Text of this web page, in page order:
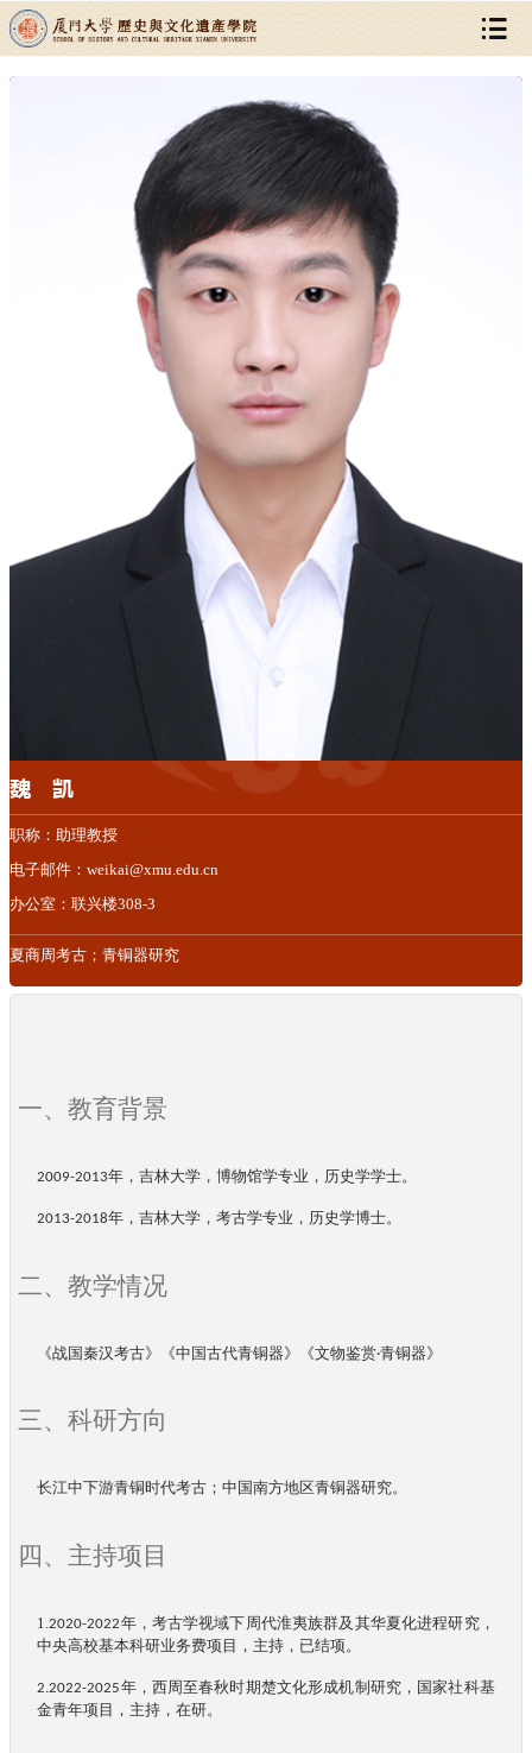
魏 凯
职称：助理教授
电子邮件：weikai@xmu.edu.cn
办公室：联兴楼308-3
夏商周考古；青铜器研究
一、教育背景
2009-2013年，吉林大学，博物馆学专业 ，历史学学士。
2013-2018年，吉林大学，考古学专业，历史学博士。
二、教学情况
《战国秦汉考古》《中国古代青铜器》《文物鉴赏·青铜器》
三、科研方向
长江中下游青铜时代考古 ；中国南方地区青铜器研究。
四、 主持项目
1.2020-2022年， 考古学视域 下 周代淮夷族群及其华夏化进程研究，
中央高校基本科研业务费项目，主持，已结项。
2.2022-2025年， 西周 至春秋时期楚文化形成机制研究，国家社科基
金青年项目， 主持 ，在研。